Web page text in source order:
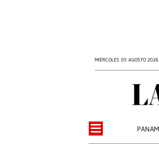
MIÉRCOLES 05 AGOSTO 2026